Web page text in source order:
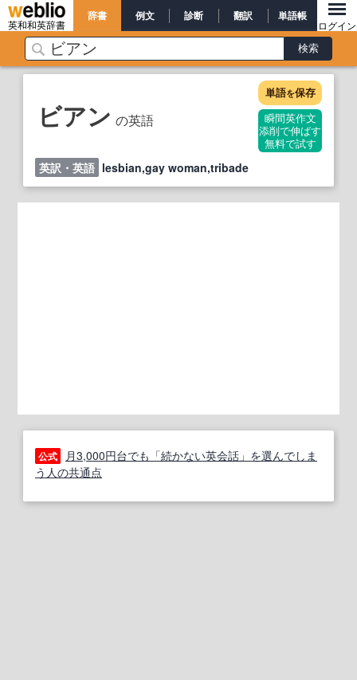
英和和英辞書
辞書 例文 診断 翻訳 単語帳
ログイン
ビアン の英語
単語を保存
瞬間英作文
添削で伸ばす
無料で試す
英訳・英語 lesbian,gay woman,tribade
公式
月3,000円台でも「続かない英会話」を選んでしま
う人の共通点